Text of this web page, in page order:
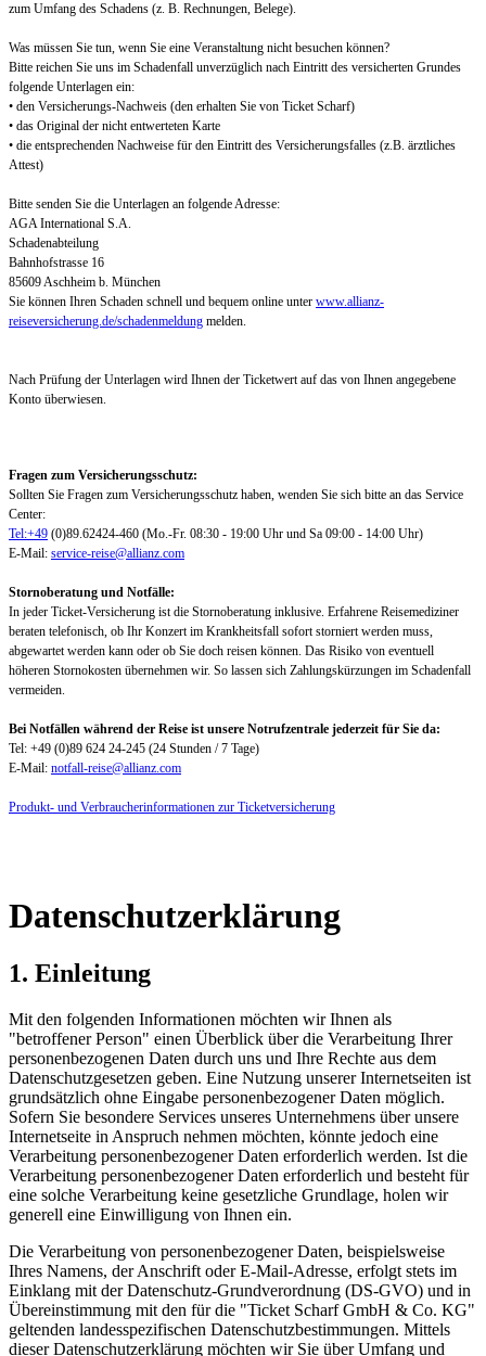
zum Umfang des Schadens (z. B. Rechnungen, Belege).
Was müssen Sie tun, wenn Sie eine Veranstaltung nicht besuchen können?
Bitte reichen Sie uns im Schadenfall unverzüglich nach Eintritt des versicherten Grundes
folgende Unterlagen ein:
• den Versicherungs-Nachweis (den erhalten Sie von Ticket Scharf)
• das Original der nicht entwerteten Karte
• die entsprechenden Nachweise für den Eintritt des Versicherungsfalles (z.B. ärztliches
Attest)
Bitte senden Sie die Unterlagen an folgende Adresse:
AGA International S.A.
Schadenabteilung
Bahnhofstrasse 16
85609 Aschheim b. München
Sie können Ihren Schaden schnell und bequem online unter www.allianz-
reiseversicherung.de/schadenmeldung melden.
Nach Prüfung der Unterlagen wird Ihnen der Ticketwert auf das von Ihnen angegebene
Konto überwiesen.
Fragen zum Versicherungsschutz:
Sollten Sie Fragen zum Versicherungsschutz haben, wenden Sie sich bitte an das Service
Center:
Tel:+49 (0)89.62424-460 (Mo.-Fr. 08:30 - 19:00 Uhr und Sa 09:00 - 14:00 Uhr)
E-Mail: service-reise@allianz.com
Stornoberatung und Notfälle:
In jeder Ticket-Versicherung ist die Stornoberatung inklusive. Erfahrene Reisemediziner
beraten telefonisch, ob Ihr Konzert im Krankheitsfall sofort storniert werden muss,
abgewartet werden kann oder ob Sie doch reisen können. Das Risiko von eventuell
höheren Stornokosten übernehmen wir. So lassen sich Zahlungskürzungen im Schadenfall
vermeiden.
Bei Notfällen während der Reise ist unsere Notrufzentrale jederzeit für Sie da:
Tel: +49 (0)89 624 24-245 (24 Stunden / 7 Tage)
E-Mail: notfall-reise@allianz.com
Produkt- und Verbraucherinformationen zur Ticketversicherung
Datenschutzerklärung
1. Einleitung
Mit den folgenden Informationen möchten wir Ihnen als
"betroffener Person" einen Überblick über die Verarbeitung Ihrer
personenbezogenen Daten durch uns und Ihre Rechte aus dem
Datenschutzgesetzen geben. Eine Nutzung unserer Internetseiten ist
grundsätzlich ohne Eingabe personenbezogener Daten möglich.
Sofern Sie besondere Services unseres Unternehmens über unsere
Internetseite in Anspruch nehmen möchten, könnte jedoch eine
Verarbeitung personenbezogener Daten erforderlich werden. Ist die
Verarbeitung personenbezogener Daten erforderlich und besteht für
eine solche Verarbeitung keine gesetzliche Grundlage, holen wir
generell eine Einwilligung von Ihnen ein.
Die Verarbeitung von personenbezogener Daten, beispielsweise
Ihres Namens, der Anschrift oder E-Mail-Adresse, erfolgt stets im
Einklang mit der Datenschutz-Grundverordnung (DS-GVO) und in
Übereinstimmung mit den für die "Ticket Scharf GmbH & Co. KG"
geltenden landesspezifischen Datenschutzbestimmungen. Mittels
dieser Datenschutzerklärung möchten wir Sie über Umfang und